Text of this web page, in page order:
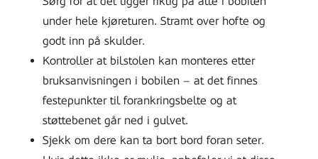
under hele kjøreturen. Stramt over hofte og
godt inn på skulder.
Kontroller at bilstolen kan monteres etter
bruksanvisningen i bobilen – at det finnes
festepunkter til forankringsbelte og at
støttebenet går ned i gulvet.
Sjekk om dere kan ta bort bord foran seter.